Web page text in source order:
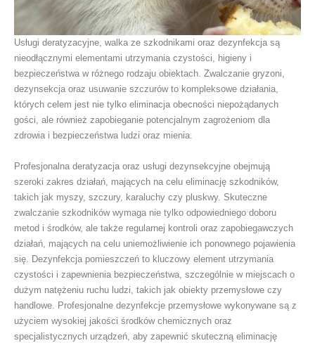
Usługi deratyzacyjne, walka ze szkodnikami oraz dezynfekcja są
nieodłącznymi elementami utrzymania czystości, higieny i
bezpieczeństwa w różnego rodzaju obiektach. Zwalczanie gryzoni,
dezynsekcja oraz usuwanie szczurów to kompleksowe działania,
których celem jest nie tylko eliminacja obecności niepożądanych
gości, ale również zapobieganie potencjalnym zagrożeniom dla
zdrowia i bezpieczeństwa ludzi oraz mienia.
Profesjonalna deratyzacja oraz usługi dezynsekcyjne obejmują
szeroki zakres działań, mających na celu eliminację szkodników,
takich jak myszy, szczury, karaluchy czy pluskwy. Skuteczne
zwalczanie szkodników wymaga nie tylko odpowiedniego doboru
metod i środków, ale także regularnej kontroli oraz zapobiegawczych
działań, mających na celu uniemożliwienie ich ponownego pojawienia
się. Dezynfekcja pomieszczeń to kluczowy element utrzymania
czystości i zapewnienia bezpieczeństwa, szczególnie w miejscach o
dużym natężeniu ruchu ludzi, takich jak obiekty przemysłowe czy
handlowe. Profesjonalne dezynfekcje przemysłowe wykonywane są z
użyciem wysokiej jakości środków chemicznych oraz
specjalistycznych urządzeń, aby zapewnić skuteczną eliminację